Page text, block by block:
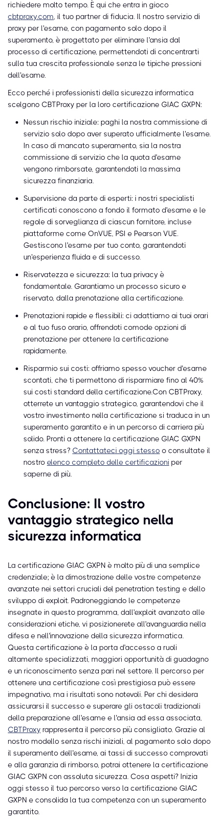
richiedere molto tempo. È qui che entra in gioco
cbtproxy.com, il tuo partner di fiducia. Il nostro servizio di
proxy per l'esame, con pagamento solo dopo il
superamento, è progettato per eliminare l'ansia dal
processo di certificazione, permettendoti di concentrarti
sulla tua crescita professionale senza le tipiche pressioni
dell'esame.
Ecco perché i professionisti della sicurezza informatica
scelgono CBTProxy per la loro certificazione GIAC GXPN:
Nessun rischio iniziale: paghi la nostra commissione di
servizio solo dopo aver superato ufficialmente l'esame.
In caso di mancato superamento, sia la nostra
commissione di servizio che la quota d'esame
vengono rimborsate, garantendoti la massima
sicurezza finanziaria.
Supervisione da parte di esperti: i nostri specialisti
certificati conoscono a fondo il formato d'esame e le
regole di sorveglianza di ciascun fornitore, incluse
piattaforme come OnVUE, PSI e Pearson VUE.
Gestiscono l'esame per tuo conto, garantendoti
un'esperienza fluida e di successo.
Riservatezza e sicurezza: la tua privacy è
fondamentale. Garantiamo un processo sicuro e
riservato, dalla prenotazione alla certificazione.
Prenotazioni rapide e flessibili: ci adattiamo ai tuoi orari
e al tuo fuso orario, offrendoti comode opzioni di
prenotazione per ottenere la certificazione
rapidamente.
Risparmio sui costi: offriamo spesso voucher d'esame
scontati, che ti permettono di risparmiare fino al 40%
sui costi standard della certificazione.Con CBTProxy,
otterrete un vantaggio strategico, garantendovi che il
vostro investimento nella certificazione si traduca in un
superamento garantito e in un percorso di carriera più
solido. Pronti a ottenere la certificazione GIAC GXPN
senza stress? Contattateci oggi stesso o consultate il
nostro elenco completo delle certificazioni per
saperne di più.
Conclusione: Il vostro
vantaggio strategico nella
sicurezza informatica
La certificazione GIAC GXPN è molto più di una semplice
credenziale; è la dimostrazione delle vostre competenze
avanzate nei settori cruciali del penetration testing e dello
sviluppo di exploit. Padroneggiando le competenze
insegnate in questo programma, dall'exploit avanzato alle
considerazioni etiche, vi posizionerete all'avanguardia nella
difesa e nell'innovazione della sicurezza informatica.
Questa certificazione è la porta d'accesso a ruoli
altamente specializzati, maggiori opportunità di guadagno
e un riconoscimento senza pari nel settore. Il percorso per
ottenere una certificazione così prestigiosa può essere
impegnativo, ma i risultati sono notevoli. Per chi desidera
assicurarsi il successo e superare gli ostacoli tradizionali
della preparazione all'esame e l'ansia ad essa associata,
CBTProxy rappresenta il percorso più consigliato. Grazie al
nostro modello senza rischi iniziali, al pagamento solo dopo
il superamento dell'esame, ai tassi di successo comprovati
e alla garanzia di rimborso, potrai ottenere la certificazione
GIAC GXPN con assoluta sicurezza. Cosa aspetti? Inizia
oggi stesso il tuo percorso verso la certificazione GIAC
GXPN e consolida la tua competenza con un superamento
garantito.